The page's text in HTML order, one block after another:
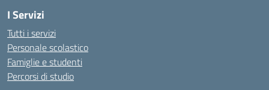
I Servizi
Tutti i servizi
Personale scolastico
Famiglie e studenti
Percorsi di studio